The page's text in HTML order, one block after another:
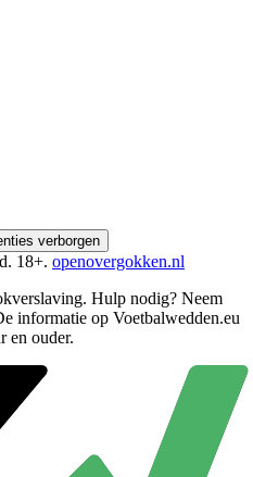
verborgen
18+. openovergokken.nl
Hulp nodig? Neem
informatie op Voetbalwedden.eu
en ouder.